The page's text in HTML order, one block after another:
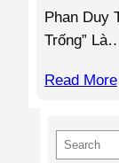
Phan Duy
Trống”
Read More
S